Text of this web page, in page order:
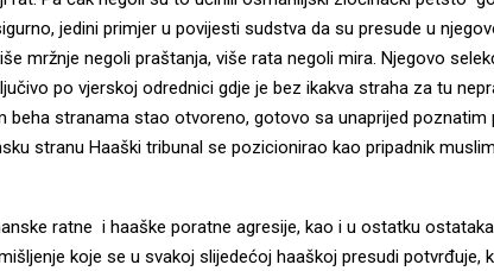
jedini primjer u povijesti sudstva da su presude u
mržnje negoli praštanja, više rata negoli mira. Njegovo
po vjerskoj odrednici gdje je bez ikakva straha za tu
beha stranama stao otvoreno, gotovo sa unaprijed poznatim
stranu Haaški tribunal se pozicionirao kao pripadnik
ratne i haaške poratne agresije, kao i u ostatku
koje se u svakoj slijedećoj haaškoj presudi potvrđuje,